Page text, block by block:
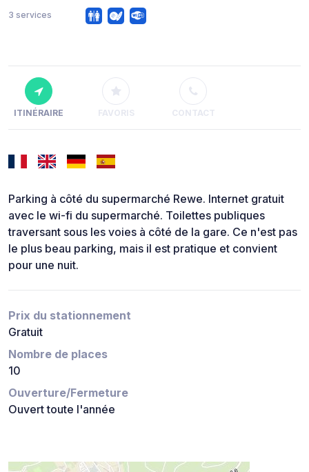
3 services
ITINÉRAIRE FAVORIS CONTACT
Parking à côté du supermarché Rewe. Internet gratuit
avec le wi-fi du supermarché. Toilettes publiques
traversant sous les voies à côté de la gare. Ce n'est pas
le plus beau parking, mais il est pratique et convient
pour une nuit.
Prix du stationnement
Gratuit
Nombre de places
10
Ouverture/Fermeture
Ouvert toute l'année